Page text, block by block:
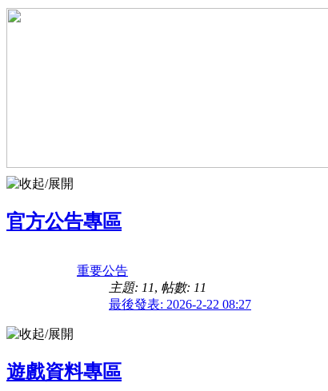
官方公告專區
重要公告
主題: 11, 帖數: 11
最後發表: 2026-2-22 08:27
遊戲資料專區